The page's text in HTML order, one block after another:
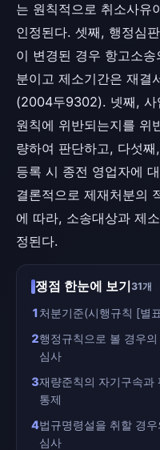
는 원칙적으로 취소사유
인정된다. 셋째, 행정심
이 변경된 경우 항고소
분이고 제소기간은 재결
(2004두9302). 넷째, 사
원칙에 위반되는지를 위
량하여 판단하고, 다섯
등록 시 종전 영업자에
결론적으로 제재처분의
에 따라, 소송대상과 제
정된다.
쟁점 한눈에 보기31개
1처분기준(시행규칙 [별
2행정규칙으로 볼 경우
심사
3재량준칙의 자기구속과
통제
4법규명령설을 취할 경
심사